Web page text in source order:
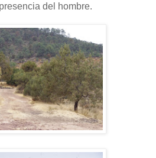
del hombre.